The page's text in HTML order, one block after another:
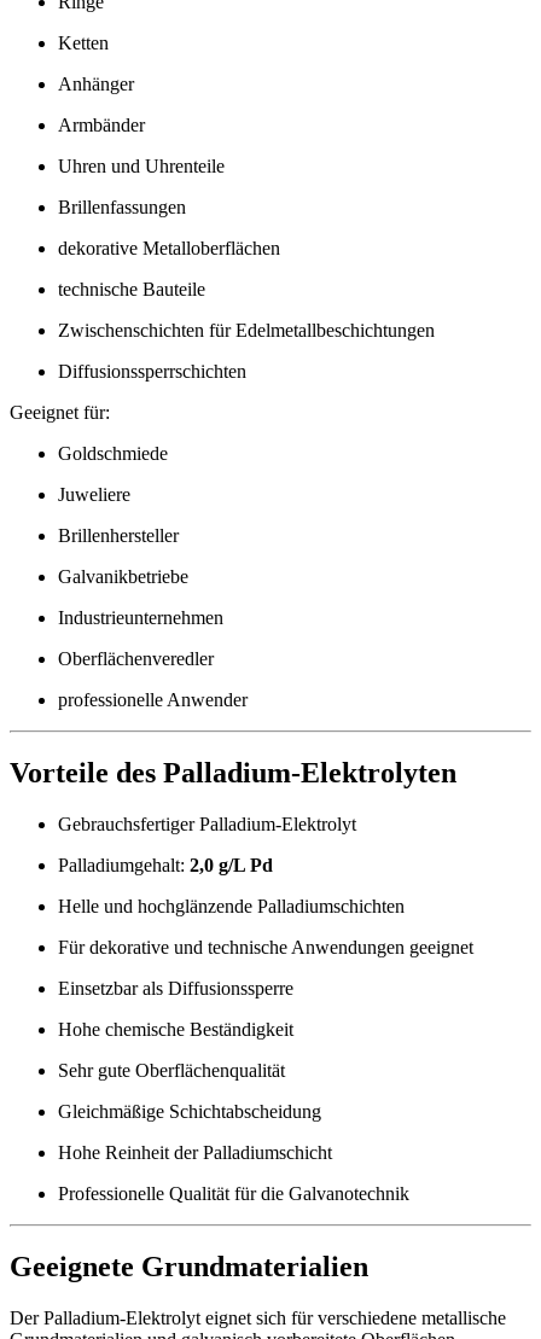
Ketten
Anhänger
Armbänder
Uhren und Uhrenteile
Brillenfassungen
dekorative Metalloberflächen
technische Bauteile
Zwischenschichten für Edelmetallbeschichtungen
Diffusionssperrschichten
Geeignet für:
Goldschmiede
Juweliere
Brillenhersteller
Galvanikbetriebe
Industrieunternehmen
Oberflächenveredler
professionelle Anwender
Vorteile des Palladium-Elektrolyten
Gebrauchsfertiger Palladium-Elektrolyt
Palladiumgehalt: 2,0 g/L Pd
Helle und hochglänzende Palladiumschichten
Für dekorative und technische Anwendungen geeignet
Einsetzbar als Diffusionssperre
Hohe chemische Beständigkeit
Sehr gute Oberflächenqualität
Gleichmäßige Schichtabscheidung
Hohe Reinheit der Palladiumschicht
Professionelle Qualität für die Galvanotechnik
Geeignete Grundmaterialien
Der Palladium-Elektrolyt eignet sich für verschiedene metallische